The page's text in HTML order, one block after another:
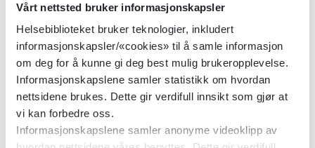
Vårt nettsted bruker informasjonskapsler
Helsebiblioteket bruker teknologier, inkludert
informasjonskapsler/«cookies» til å samle informasjon
om deg for å kunne gi deg best mulig brukeropplevelse.
Informasjonskapslene samler statistikk om hvordan
nettsidene brukes. Dette gir verdifull innsikt som gjør at
vi kan forbedre oss.
Informasjonskapslene samler anonyme videoklipp av
klinisk retningslinje for
farmakologisk behandling av
irritabel tarm-syndrom med diaré
2022
Detaljer